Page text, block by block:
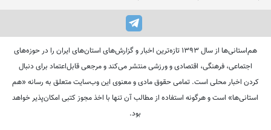
هم‌استانی‌ها از سال ۱۳۹۳ تازه‌ترین اخبار و گزارش‌های استان‌های ایران را در حوزه‌های
اجتماعی، فرهنگی، اقتصادی و ورزشی منتشر می‌کند و مرجعی قابل‌اعتماد برای دنبال
کردن اخبار محلی است. تمامی حقوق مادی و معنوی این وب‌سایت متعلق به رسانه «هم
استانی‌ها» است و هرگونه استفاده از مطالب آن تنها با اخذ مجوز کتبی امکان‌پذیر خواهد
بود.